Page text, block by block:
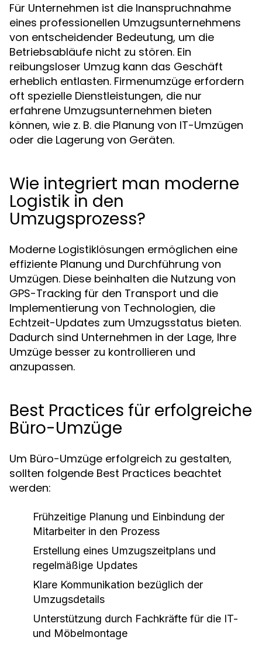
Für Unternehmen ist die Inanspruchnahme
eines professionellen Umzugsunternehmens
von entscheidender Bedeutung, um die
Betriebsabläufe nicht zu stören. Ein
reibungsloser Umzug kann das Geschäft
erheblich entlasten. Firmenumzüge erfordern
oft spezielle Dienstleistungen, die nur
erfahrene Umzugsunternehmen bieten
können, wie z. B. die Planung von IT-Umzügen
oder die Lagerung von Geräten.
Wie integriert man moderne
Logistik in den
Umzugsprozess?
Moderne Logistiklösungen ermöglichen eine
effiziente Planung und Durchführung von
Umzügen. Diese beinhalten die Nutzung von
GPS-Tracking für den Transport und die
Implementierung von Technologien, die
Echtzeit-Updates zum Umzugsstatus bieten.
Dadurch sind Unternehmen in der Lage, Ihre
Umzüge besser zu kontrollieren und
anzupassen.
Best Practices für erfolgreiche
Büro-Umzüge
Um Büro-Umzüge erfolgreich zu gestalten,
sollten folgende Best Practices beachtet
werden:
Frühzeitige Planung und Einbindung der
Mitarbeiter in den Prozess
Erstellung eines Umzugszeitplans und
regelmäßige Updates
Klare Kommunikation bezüglich der
Umzugsdetails
Unterstützung durch Fachkräfte für die IT-
und Möbelmontage